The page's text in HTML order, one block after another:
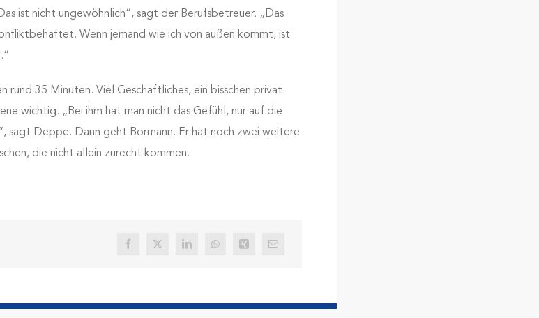
ist nicht ungewöhnlich“, sagt der Berufsbetreuer. „Das
Wenn jemand wie ich von außen kommt, ist
rund 35 Minuten. Viel Geschäftliches, ein bisschen privat.
wichtig. „Bei ihm hat man nicht das Gefühl, nur auf die
sagt Deppe. Dann geht Bormann. Er hat noch zwei weitere
die nicht allein zurecht kommen.